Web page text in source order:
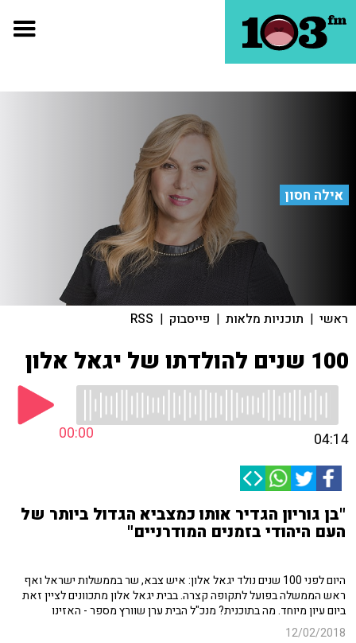
אילה חסון
ראשי | תוכניות מלאות | פייסבוק |
RSS
100 שנים להולדתו של יגאל אלון
00:00 04:14
"בן גוריון הגדיר אותו כמצביא הגדול ביותר של
העם היהודי בזמנים המודרניים"
היום לפני 100 שנים נולד יגאל אלון: איש צבא, שר בממשלות ישראל ואף
ראש הממשלה בפועל לתקופה קצרה. בבית יגאל אלון מתכוונים לציין זאת
ביום עיון מיוחד. מה בתוכנית? מנכ"ל הבית ערן שוורץ מספר - האזינו
12/02/2018